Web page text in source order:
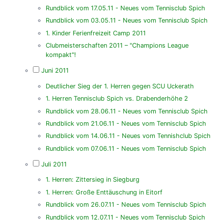
Rundblick vom 17.05.11 - Neues vom Tennisclub Spich
Rundblick vom 03.05.11 - Neues vom Tennisclub Spich
1. Kinder Ferienfreizeit Camp 2011
Clubmeisterschaften 2011 – "Champions League
kompakt"!
Juni 2011
Deutlicher Sieg der 1. Herren gegen SCU Uckerath
1. Herren Tennisclub Spich vs. Drabenderhöhe 2
Rundblick vom 28.06.11 - Neues vom Tennisclub Spich
Rundblick vom 21.06.11 - Neues vom Tennisclub Spich
Rundblick vom 14.06.11 - Neues vom Tennishclub Spich
Rundblick vom 07.06.11 - Neues vom Tennisclub Spich
Juli 2011
1. Herren: Zittersieg in Siegburg
1. Herren: Große Enttäuschung in Eitorf
Rundblick vom 26.07.11 - Neues vom Tennisclub Spich
Rundblick vom 12.07.11 - Neues vom Tennisclub Spich